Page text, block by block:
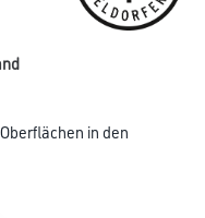
in den